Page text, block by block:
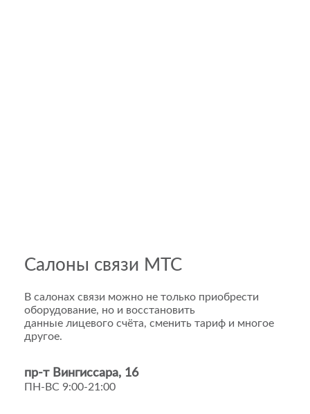
Салоны связи МТС
В салонах связи можно не только приобрести
оборудование, но и восстановить
данные лицевого счёта, сменить тариф и многое
другое.
пр-т Вингиссара, 16
ПН-ВС 9:00-21:00